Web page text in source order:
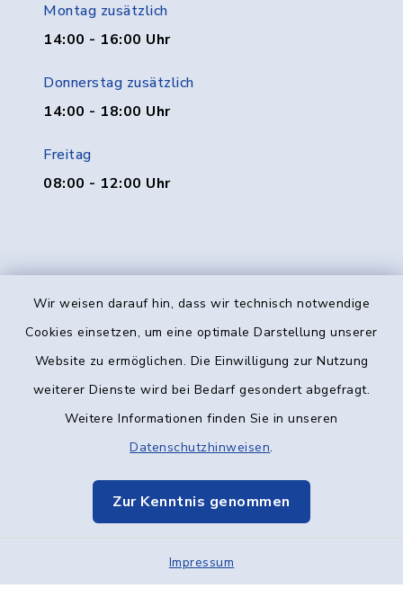
Wir weisen darauf hin, dass wir technisch notwendige
Cookies einsetzen, um eine optimale Darstellung unserer
Website zu ermöglichen. Die Einwilligung zur Nutzung
weiterer Dienste wird bei Bedarf gesondert abgefragt.
Weitere Informationen finden Sie in unseren
Datenschutzhinweisen.
Zur Kenntnis genommen
Impressum
Montag zusätzlich
14:00 - 16:00 Uhr
Donnerstag zusätzlich
14:00 - 18:00 Uhr
Freitag
08:00 - 12:00 Uhr
Kontakt
Datenschutz
Elektronische Kommunikation
Sitemap